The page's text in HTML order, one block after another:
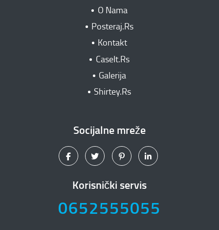
O Nama
Posteraj.Rs
Kontakt
CaseIt.Rs
Galerija
Shirtey.Rs
Socijalne mreže
Korisnički servis
0652555055